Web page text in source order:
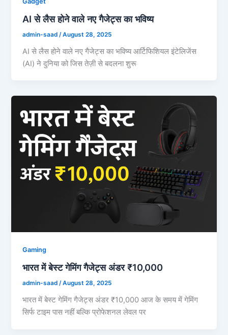
AI से लैस होने वाले नए गैजेट्स का भविष्य
admin-saad /August 28, 2025
AI से लैस होने वाले नए गैजेट्स का भविष्य आर्टिफिशियल इंटेलिजेंस
(AI) ने दुनिया को जिस तेज़ी से बदलना शुरू
Gaming
भारत में बेस्ट गेमिंग गैजेट्स अंडर ₹10,000
admin-saad/August 28, 2025
भारत में बेस्ट गेमिंग गैजेट्स अंडर ₹10,000 आज के समय में गेमिंग
सिर्फ टाइम पास नहीं बल्कि प्रोफेशनल लेवल पर